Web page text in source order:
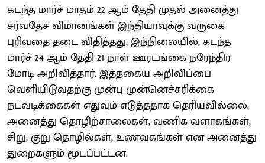
கடந்த மார்ச் மாதம் 22 ஆம் தேதி முதல் அனைத்து
சர்வதேச விமானங்கள் இந்தியாவுக்கு வருகை
புரிவதை தடை விதித்தது. இந்நிலையில், கடந்த
மார்ச் 24 ஆம் தேதி 21 நாள் ஊரடங்கை நரேந்திர
மோடி அறிவித்தார். இத்தகைய அறிவிப்பை
வெளியிடுவதற்கு முன்பு முன்னெச்சரிக்கை
நடவடிக்கைகள் எதுவும் எடுத்ததாக தெரியவில்லை.
அனைத்து தொழிற்சாலைகள், வணிக வளாகங்கள்,
சிறு, குறு தொழில்கள், உணவகங்கள் என அனைத்து
துறைகளும் மூடப்பட்டன.